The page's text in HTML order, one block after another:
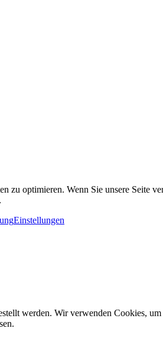
zu optimieren. Wenn Sie unsere Seite
Einstellungen
werden. Wir verwenden Cookies,